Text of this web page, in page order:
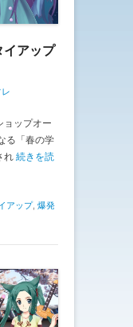
イアップ
ョップオー
る「春の学
れ 続きを読
アップ, 爆発